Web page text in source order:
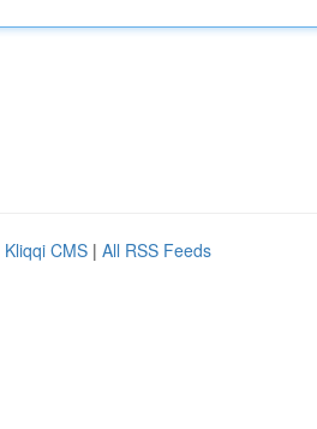
Kliqqi CMS | All RSS Feeds